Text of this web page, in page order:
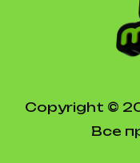
Copyright ©
Все